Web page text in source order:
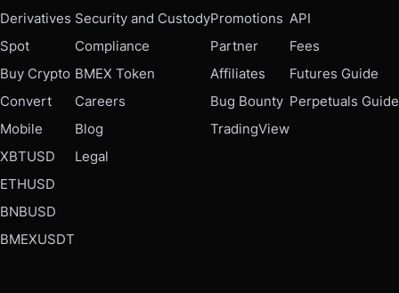
Derivatives
Spot
Buy Crypto
Convert
Mobile
XBTUSD
ETHUSD
BNBUSD
BMEXUSDT
Security and Custody
Compliance
BMEX Token
Careers
Blog
Legal
Promotions
Partner
Affiliates
Bug Bounty
TradingView
API
Fees
Futures Guide
Perpetuals Guide